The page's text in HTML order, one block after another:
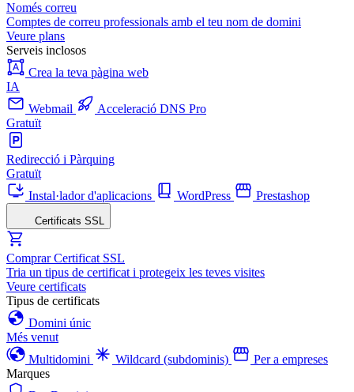
Només correu
Comptes de correu professionals amb el teu nom de domini
Veure plans
Serveis inclosos
Crea la teva pàgina web
IA
Webmail
Acceleració DNS Pro
Gratuït
Redirecció i Pàrquing
Gratuït
Instal·lador d'aplicacions
WordPress Prestashop
Certificats SSL
Comprar Certificat SSL
Tria un tipus de certificat i protegeix les teves visites
Veure certificats
Tipus de certificats
Domini únic
Més venut
Multidomini
Wildcard (subdominis)
Per a empreses
Marques